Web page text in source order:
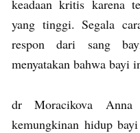
keadaan kritis karena
yang tinggi. Segala
respon dari sang
menyatakan bahwa bayi
dr Moracikova Anna
kemungkinan hidup